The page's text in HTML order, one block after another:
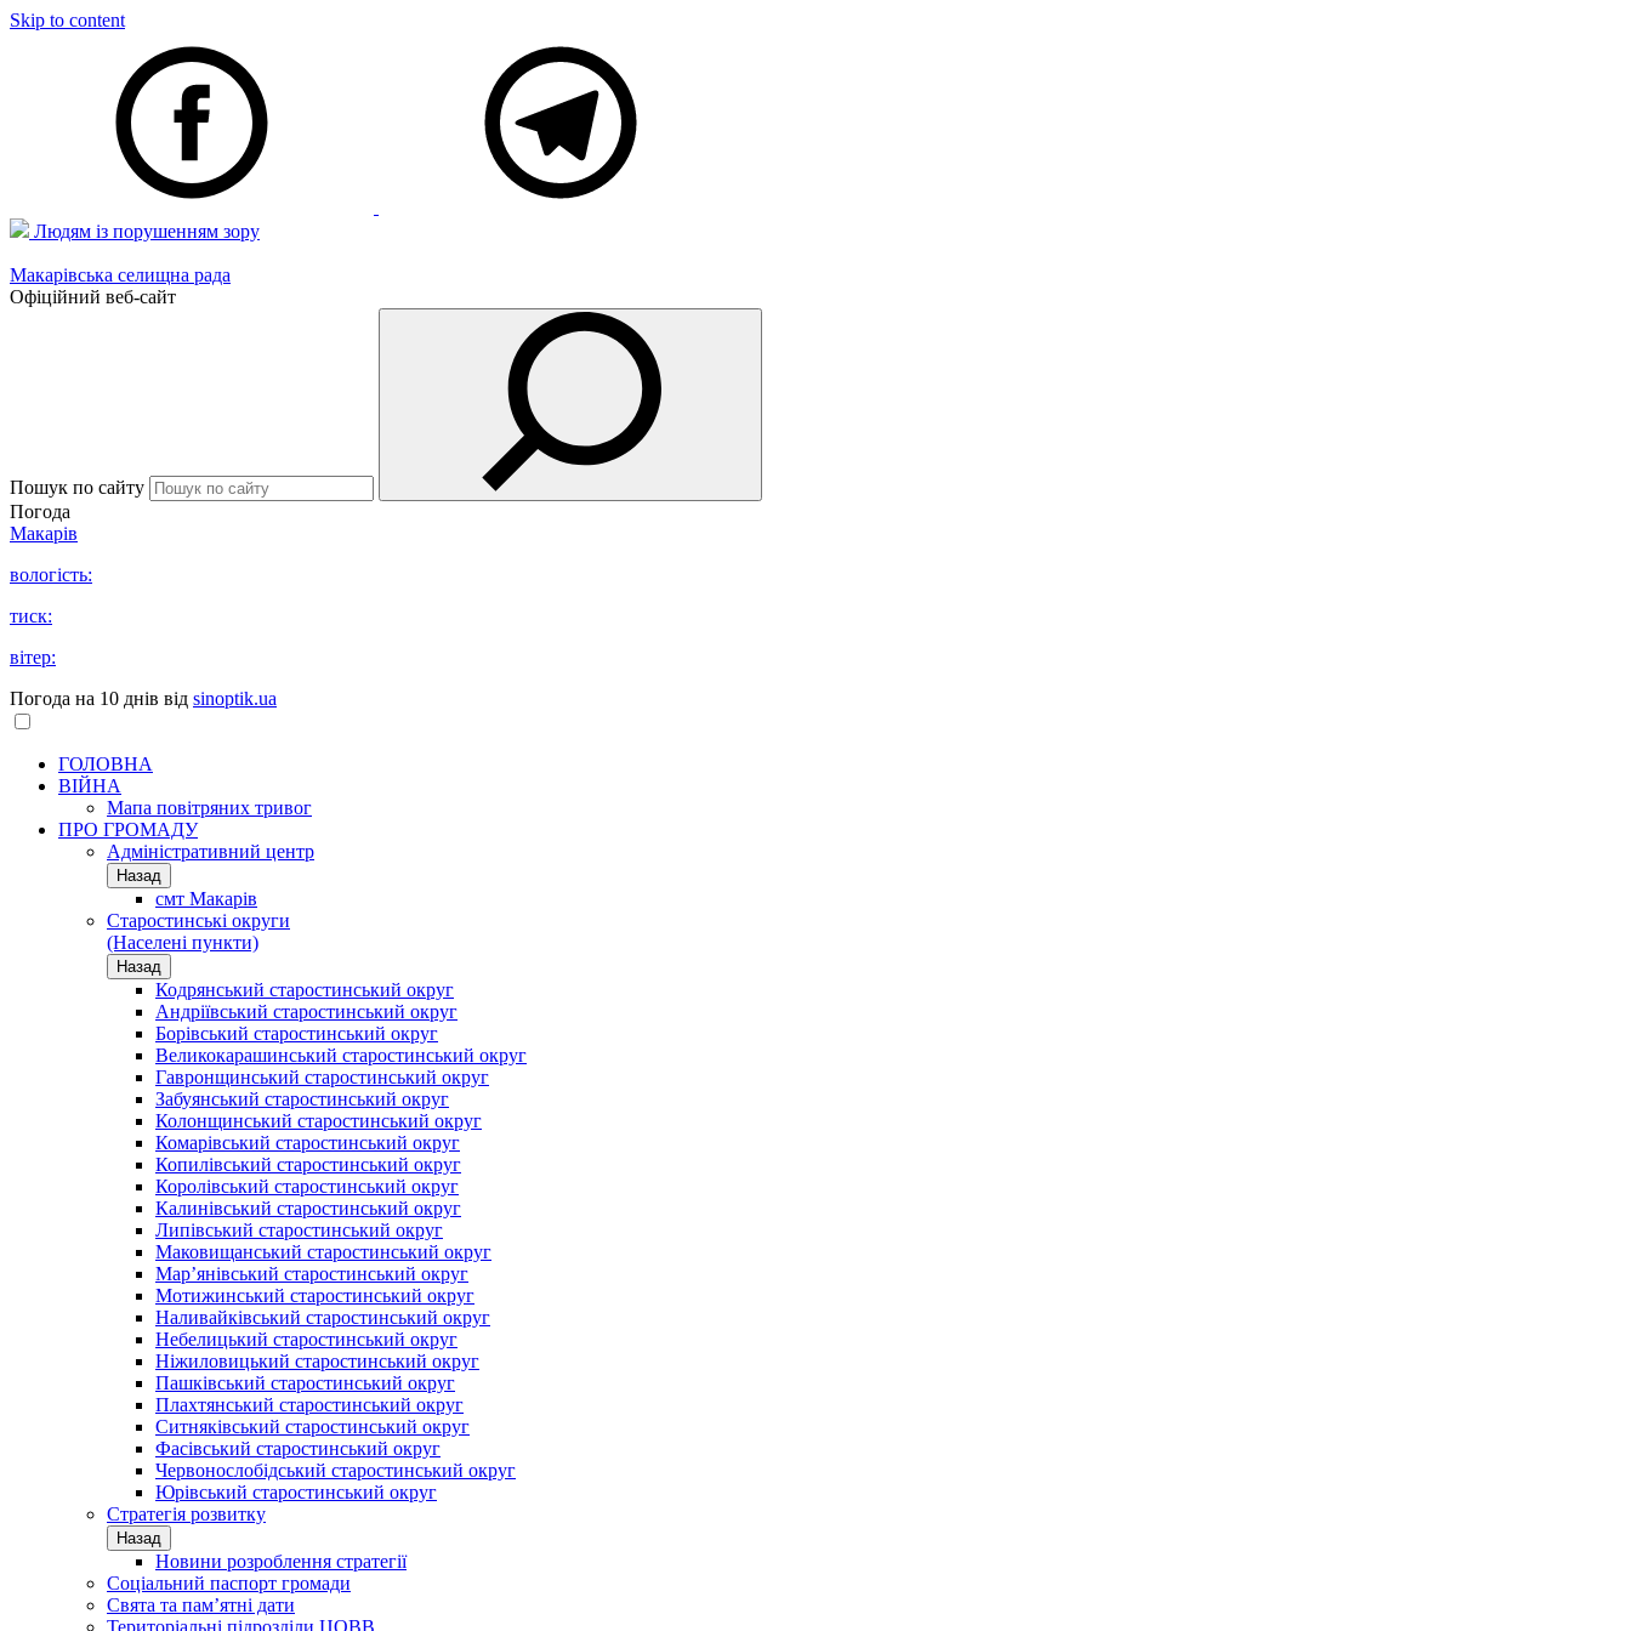
Skip to content
Людям із порушенням зору
Макарівська селищна рада
Офіційний веб-сайт
Пошук по сайту
Погода
Макарів
вологість:
тиск:
вітер:
Погода на 10 днів від sinoptik.ua
ГОЛОВНА
ВІЙНА
Мапа повітряних тривог
ПРО ГРОМАДУ
Aдміністративний центр
Назад
смт Макарів
Старостинські округи
(Населені пункти)
Назад
Кодрянський старостинський округ
Андріївський старостинський округ
Борівський старостинський округ
Великокарашинський старостинський округ
Гавронщинський старостинський округ
Забуянський старостинський округ
Колонщинський старостинський округ
Комарівський старостинський округ
Копилівський старостинський округ
Королівський старостинський округ
Калинівський старостинський округ
Липівський старостинський округ
Маковищанський старостинський округ
Мар’янівський старостинський округ
Мотижинський старостинський округ
Наливайківський старостинський округ
Небелицький старостинський округ
Ніжиловицький старостинський округ
Пашківський старостинський округ
Плахтянський старостинський округ
Ситняківський старостинський округ
Фасівський старостинський округ
Червонослобідський старостинський округ
Юрівський старостинський округ
Стратегія розвитку
Назад
Новини розроблення стратегії
Соціальний паспорт громади
Свята та пам’ятні дати
Територіальні підрозділи ЦОВВ